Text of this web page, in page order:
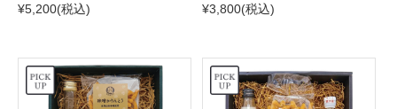
¥5,200(税込)
¥3,800(税込)